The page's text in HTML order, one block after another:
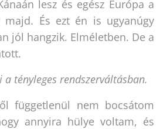
lesz és egész Európa a
És ezt én is ugyanúgy
jól hangzik. Elméletben. De a
tényleges rendszerváltásban.
függetlenül nem bocsátom
annyira hülye voltam, és